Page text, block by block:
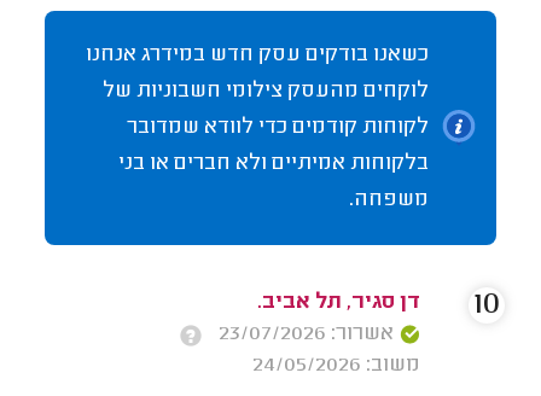
כשאנו בודקים עסק חדש במידרג אנחנו
לוקחים מהעסק צילומי חשבוניות של
לקוחות קודמים כדי לוודא שמדובר
בלקוחות אמיתיים ולא חברים או בני
משפחה.
דן סגיר, תל אביב.
אשרור: 23/07/2026
משוב: 24/05/2026
10